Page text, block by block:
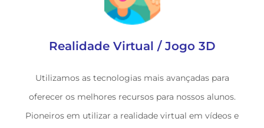
Realidade Virtual / Jogo 3D
Utilizamos as tecnologias mais avançadas para
oferecer os melhores recursos para nossos alunos.
Pioneiros em utilizar a realidade virtual em vídeos e